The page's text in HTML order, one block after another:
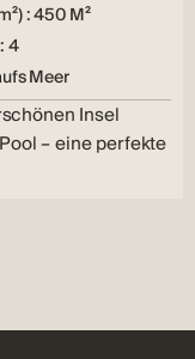
: 450 M²
4
Meer
Insel
– eine perfekte